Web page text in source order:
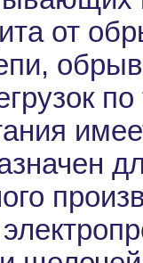
от